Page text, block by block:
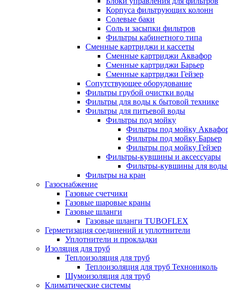
Корпуса фильтрующих колонн
Солевые баки
Соль и засыпки фильтров
Фильтры кабинетного типа
Сменные картриджи и кассеты
Сменные картриджи Аквафор
Сменные картриджи Барьер
Сменные картриджи Гейзер
Сопутствующее оборудование
Фильтры грубой очистки воды
Фильтры для воды к бытовой технике
Фильтры для питьевой воды
Фильтры под мойку
Фильтры под мойку
Фильтры под мойку Барьер
Фильтры под мойку Гейзер
Фильтры-кувшины и аксессуары
Фильтры-кувшины для
Фильтры на кран
Газоснабжение
Газовые счетчики
Газовые шаровые краны
Газовые шланги
Газовые шланги TUBOFLEX
Герметизация соединений и уплотнители
Уплотнители и прокладки
Изоляция для труб
Теплоизоляция для труб
Теплоизоляция для труб Технониколь
Шумоизоляция для труб
Климатические системы